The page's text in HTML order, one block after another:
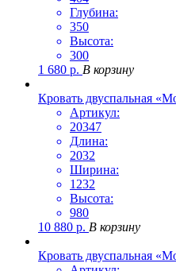
Глубина:
350
Высота:
300
1 680 р. В корзину
Кровать двуспальная
Артикул:
20347
Длина:
2032
Ширина:
1232
Высота:
980
10 880 р. В корзину
Кровать двуспальная